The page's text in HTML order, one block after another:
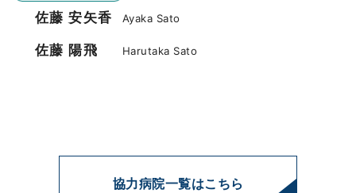
佐藤 安矢香 Ayaka Sato
佐藤 陽飛 Harutaka Sato
協力病院一覧はこちら